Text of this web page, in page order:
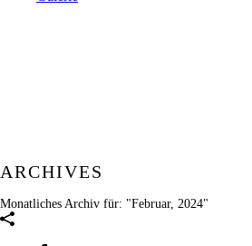
ARCHIVES
Monatliches Archiv für: "Februar, 2024"